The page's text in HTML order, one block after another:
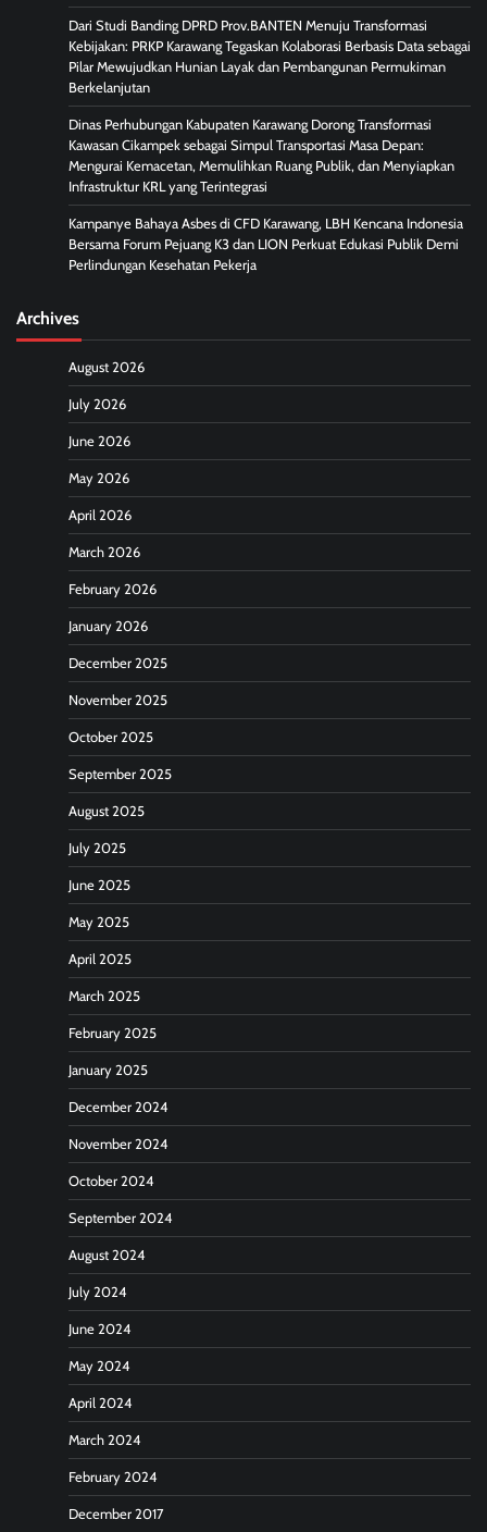
Dari Studi Banding DPRD Prov.BANTEN Menuju Transformasi
Kebijakan: PRKP Karawang Tegaskan Kolaborasi Berbasis Data sebagai
Pilar Mewujudkan Hunian Layak dan Pembangunan Permukiman
Berkelanjutan
Dinas Perhubungan Kabupaten Karawang Dorong Transformasi
Kawasan Cikampek sebagai Simpul Transportasi Masa Depan:
Mengurai Kemacetan, Memulihkan Ruang Publik, dan Menyiapkan
Infrastruktur KRL yang Terintegrasi
Kampanye Bahaya Asbes di CFD Karawang, LBH Kencana Indonesia
Bersama Forum Pejuang K3 dan LION Perkuat Edukasi Publik Demi
Perlindungan Kesehatan Pekerja
Archives
August 2026
July 2026
June 2026
May 2026
April 2026
March 2026
February 2026
January 2026
December 2025
November 2025
October 2025
September 2025
August 2025
July 2025
June 2025
May 2025
April 2025
March 2025
February 2025
January 2025
December 2024
November 2024
October 2024
September 2024
August 2024
July 2024
June 2024
May 2024
April 2024
March 2024
February 2024
December 2017